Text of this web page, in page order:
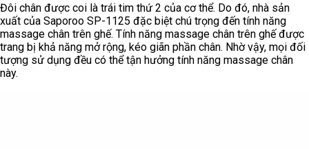
Đôi chân được coi là trái tim thứ 2 của cơ thể. Do đó, nhà sản
xuất của Saporoo SP-1125 đặc biệt chú trọng đến tính năng
massage chân trên ghế. Tính năng massage chân trên ghế được
trang bị khả năng mở rộng, kéo giãn phần chân. Nhờ vậy, mọi đối
tượng sử dụng đều có thể tận hưởng tính năng massage chân
này.